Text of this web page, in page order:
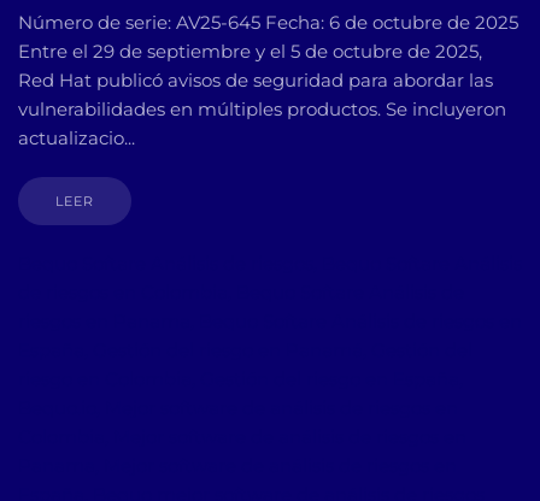
Número de serie: AV25-645 Fecha: 6 de octubre de 2025
Entre el 29 de septiembre y el 5 de octubre de 2025,
Red Hat publicó avisos de seguridad para abordar las
vulnerabilidades en múltiples productos. Se incluyeron
actualizacio...
LEER